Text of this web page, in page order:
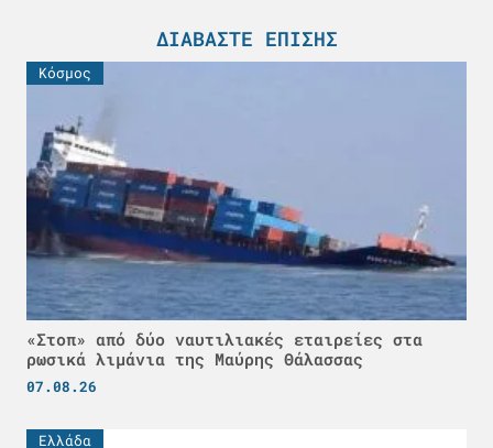
ΔΙΑΒΆΣΤΕ ΕΠΊΣΗΣ
Κόσμος
«Στοπ» από δύο ναυτιλιακές εταιρείες στα
ρωσικά λιμάνια της Μαύρης Θάλασσας
07.08.26
Ελλάδα